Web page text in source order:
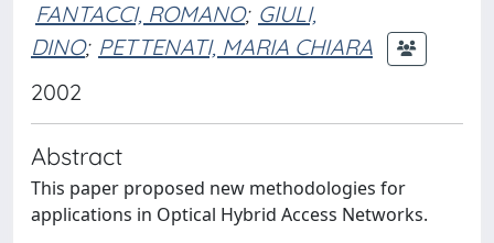
FANTACCI, ROMANO; GIULI,
DINO; PETTENATI, MARIA CHIARA
2002
Abstract
This paper proposed new methodologies for
applications in Optical Hybrid Access Networks.